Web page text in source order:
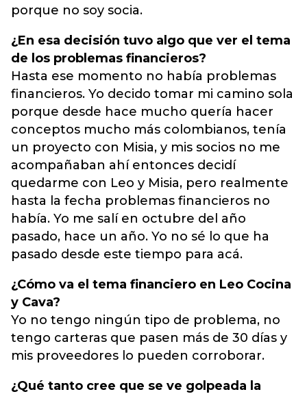
porque no soy socia.
¿En esa decisión tuvo algo que ver el tema
de los problemas financieros?
Hasta ese momento no había problemas
financieros. Yo decido tomar mi camino sola
porque desde hace mucho quería hacer
conceptos mucho más colombianos, tenía
un proyecto con Misia, y mis socios no me
acompañaban ahí entonces decidí
quedarme con Leo y Misia, pero realmente
hasta la fecha problemas financieros no
había. Yo me salí en octubre del año
pasado, hace un año. Yo no sé lo que ha
pasado desde este tiempo para acá.
¿Cómo va el tema financiero en Leo Cocina
y Cava?
Yo no tengo ningún tipo de problema, no
tengo carteras que pasen más de 30 días y
mis proveedores lo pueden corroborar.
¿Qué tanto cree que se ve golpeada la